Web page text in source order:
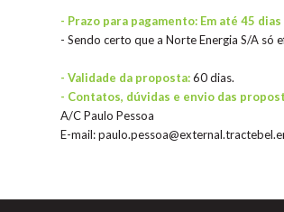
- Prazo para pagamento: Em até 45
- Sendo certo que a Norte Energia S/A só
- Validade da proposta:60 dias.
- Contatos, dúvidas e envio das
A/C Paulo Pessoa
E-mail: